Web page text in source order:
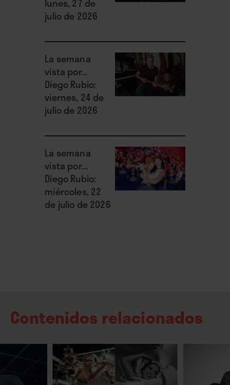
lunes, 27 de
julio de 2026
La semana
vista por...
Diego Rubio:
viernes, 24 de
julio de 2026
La semana
vista por...
Diego Rubio:
miércoles, 22
de julio de 2026
Contenidos relacionados